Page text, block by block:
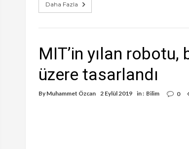
Daha Fazla
MIT’in yılan
üzere tasarlandı
By Muhammet Özcan 2 Eylül 2019 in : Bilim 0